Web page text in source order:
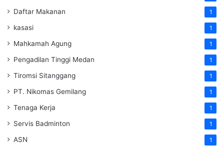
Daftar Makanan 1
kasasi 1
Mahkamah Agung 1
Pengadilan Tinggi Medan 1
Tiromsi Sitanggang 1
PT. Nikomas Gemilang 1
Tenaga Kerja 1
Servis Badminton 1
ASN 1